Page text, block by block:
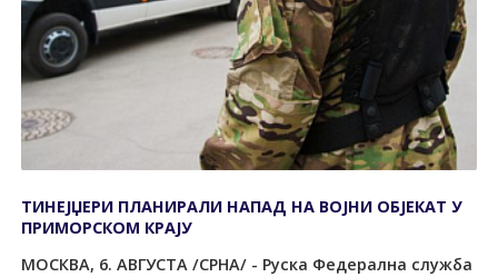
ТИНЕЈЏЕРИ ПЛАНИРАЛИ НАПАД НА ВОЈНИ ОБЈЕКАТ У
ПРИМОРСКОМ КРАЈУ
МОСКВА, 6. АВГУСТА /СРНА/ - Руска Федерална служба